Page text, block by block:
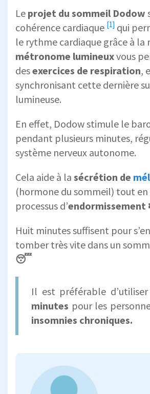
Le projet du sommeil Dodow
cohérence cardiaque [1] qui
le rythme cardiaque grâce à la
métronome lumineuxvous
desexercices de respiration,
synchronisant cette dernière
lumineuse.
En effet, Dodow stimule le
pendant plusieurs minutes,
système nerveux autonome.
Cela aide à la sécrétion de
(hormone du sommeil) tout
processus d’endormissement
Huit minutes suffisent pour
tomber très vite dans un
😴
Il est préférable
minutes pour les
insomnies chroniques.